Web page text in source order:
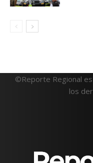
©Reporte Regional
los